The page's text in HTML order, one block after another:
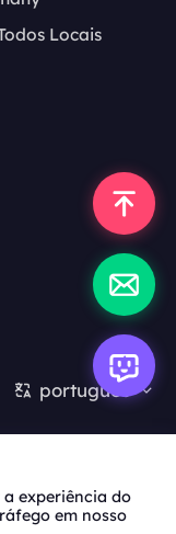
Locais
português
experiência do
em nosso